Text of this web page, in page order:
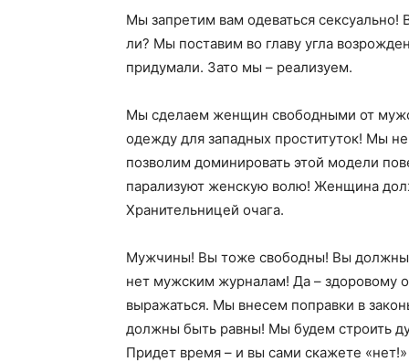
Мы запретим вам одеваться
ли? Мы поставим во главу угла
придумали. Зато мы – реализуем.
Мы сделаем женщин свободными от
одежду для западных проституток! Мы
позволим доминировать этой модели
парализуют женскую волю! Женщина
Хранительницей очага.
Мужчины! Вы тоже свободны! Вы должны
нет мужским журналам! Да – здоровому
выражаться. Мы внесем поправки в
должны быть равны! Мы будем строить
Придет время – и вы сами скажете